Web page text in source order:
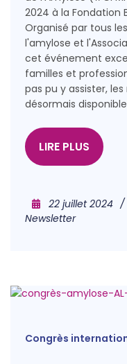
2024 à la Fondation
Organisé par tous
l'amylose et
cet événement
familles et
pas pu y assister,
désormais
LIRE PLUS
22 juillet 2024
Newsletter
Congrès